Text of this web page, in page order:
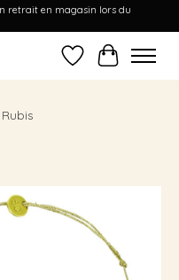
retrait en magasin lors du
Liste dePanier
Items